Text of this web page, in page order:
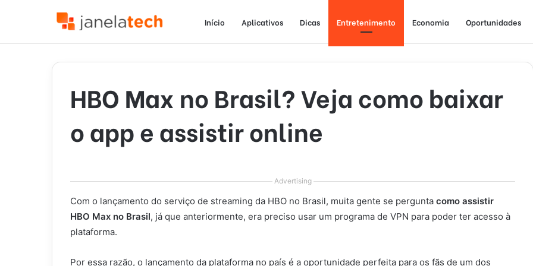
Início Aplicativos Dicas Entretenimento Economia Oportunidades
HBO Max no Brasil? Veja como baixar
o app e assistir online
Advertising
Com o lançamento do serviço de streaming da HBO no Brasil, muita gente se pergunta como assistir
HBO Max no Brasil, já que anteriormente, era preciso usar um programa de VPN para poder ter acesso à
plataforma.
Por essa razão, o lançamento da plataforma no país é a oportunidade perfeita para os fãs de um dos